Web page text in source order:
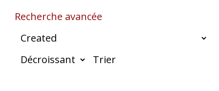
Recherche avancée
Trier